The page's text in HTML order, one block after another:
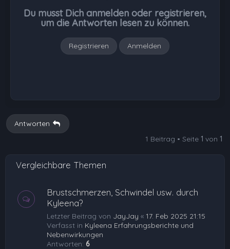
Du musst Dich anmelden oder registrieren,
um die Antworten lesen zu können.
Registrieren Anmelden
Antworten
1 Beitrag • Seite 1 von 1
Vergleichbare Themen
Brustschmerzen, Schwindel usw. durch
Kyleena?
Letzter Beitrag von JayJay « 17. Feb 2025 21:15
Verfasst in Kyleena Erfahrungsberichte und
Nebenwirkungen
Antworten: 6